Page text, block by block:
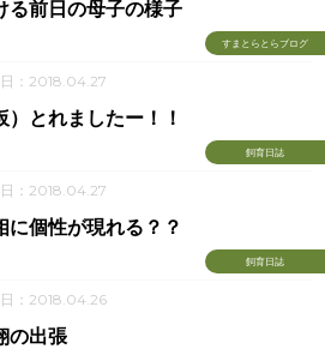
すまとらとらブログ
る前日の母子の様子
：2018.04.27
飼育日誌
）とれましたー！！
：2018.04.27
飼育日誌
に個性が現れる？？
：2018.04.26
の出張